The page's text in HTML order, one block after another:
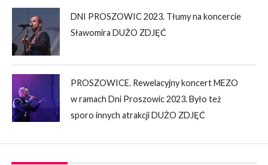
DNI PROSZOWIC 2023. Tłumy na koncercie
Sławomira DUŻO ZDJĘĆ
PROSZOWICE. Rewelacyjny koncert MEZO
w ramach Dni Proszowic 2023. Było też
sporo innych atrakcji DUŻO ZDJĘĆ